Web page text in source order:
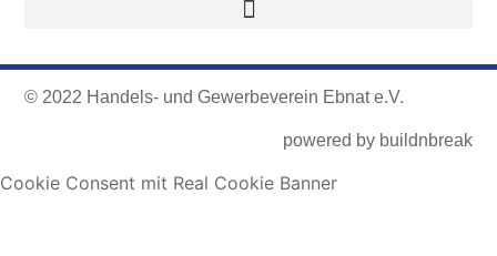
© 2022 Handels- und Gewerbeverein Ebnat e.V.
powered by buildnbreak
Cookie Consent mit Real Cookie Banner